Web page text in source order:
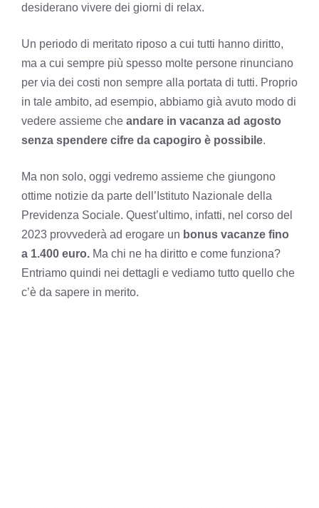
desiderano vivere dei giorni di relax.
Un periodo di meritato riposo a cui tutti hanno diritto,
ma a cui sempre più spesso molte persone rinunciano
per via dei costi non sempre alla portata di tutti. Proprio
in tale ambito, ad esempio, abbiamo già avuto modo di
vedere assieme che andare in vacanza ad agosto
senza spendere cifre da capogiro è possibile.
Ma non solo, oggi vedremo assieme che giungono
ottime notizie da parte dell’Istituto Nazionale della
Previdenza Sociale. Quest’ultimo, infatti, nel corso del
2023 provvederà ad erogare un bonus vacanze fino
a 1.400 euro. Ma chi ne ha diritto e come funziona?
Entriamo quindi nei dettagli e vediamo tutto quello che
c’è da sapere in merito.